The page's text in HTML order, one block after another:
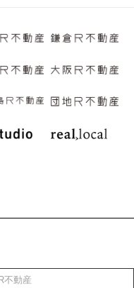
不動産